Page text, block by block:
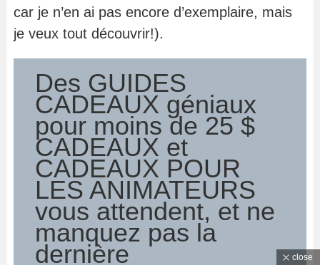
car je n’en ai pas encore d’exemplaire, mais
je veux tout découvrir!).
Des GUIDES
CADEAUX géniaux
pour moins de 25 $
CADEAUX et
CADEAUX POUR
LES ANIMATEURS
vous attendent, et ne
manquez pas la
dernière close